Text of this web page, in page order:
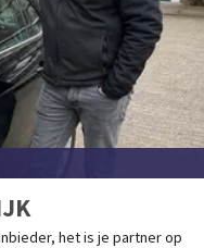
het is je partner op